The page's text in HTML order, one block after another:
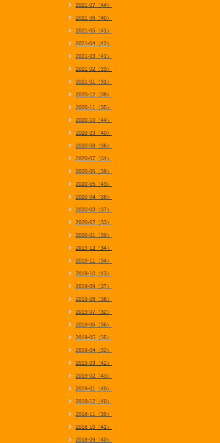
2021-07（44）
2021-06（40）
2021-05（41）
2021-04（42）
2021-03（41）
2021-02（33）
2021-01（31）
2020-12（39）
2020-11（35）
2020-10（44）
2020-09（40）
2020-08（36）
2020-07（34）
2020-06（39）
2020-05（43）
2020-04（38）
2020-03（37）
2020-02（33）
2020-01（39）
2019-12（34）
2019-11（34）
2019-10（43）
2019-09（37）
2019-08（38）
2019-07（32）
2019-06（36）
2019-05（35）
2019-04（32）
2019-03（42）
2019-02（43）
2019-01（40）
2018-12（40）
2018-11（39）
2018-10（41）
2018-09（40）